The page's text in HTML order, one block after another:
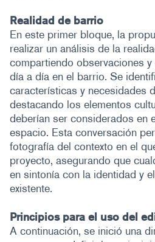
Realidad de barrio
En este primer bloque, la
realizar un análisis de la
compartiendo observaciones
día a día en el barrio. Se
características y necesidades
destacando los elementos
deberían ser considerados en
espacio. Esta conversación
fotografía del contexto en el
proyecto, asegurando que
en sintonía con la identidad y
existente.
Principios para el uso del
A continuación, se inició una